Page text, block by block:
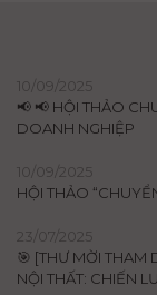
10/09/2025
📢 📢 HỘI THẢO
DOANH NGHIỆP
10/09/2025
HỘI THẢO
23/07/2025
🎯 [THƯ MỜI THAM
NỘI THẤT: CHIẾN